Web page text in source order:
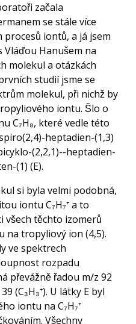
začala
se stále více
iontů, a já jsem
Vláďou Hanušem na
molekul a otázkách
studií jsme se
molekul, při nichž by
iontu. Šlo o
C₇H₈, které vedle této
heptadien-(1,3)
(2,2,1)--heptadien-
(1) (E).
si byla velmi podobná,
iontu C₇H₇⁺ a to
všech těchto izomerů
na tropyliový ion (4,5).
ve spektrech
rozpadu
převážně řadou m/z 92
39 (C₃H₃⁺). U látky E byl
iontu na C₇H₇⁺
Všechny